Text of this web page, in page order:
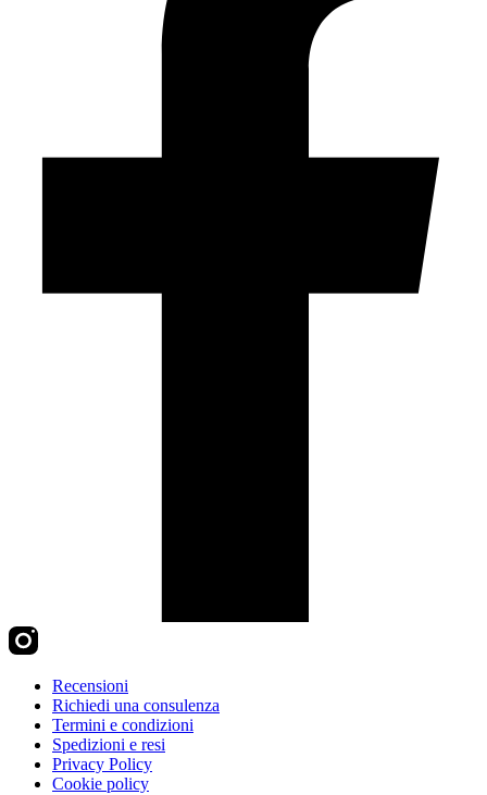
Recensioni
Richiedi una consulenza
Termini e condizioni
Spedizioni e resi
Privacy Policy
Cookie policy